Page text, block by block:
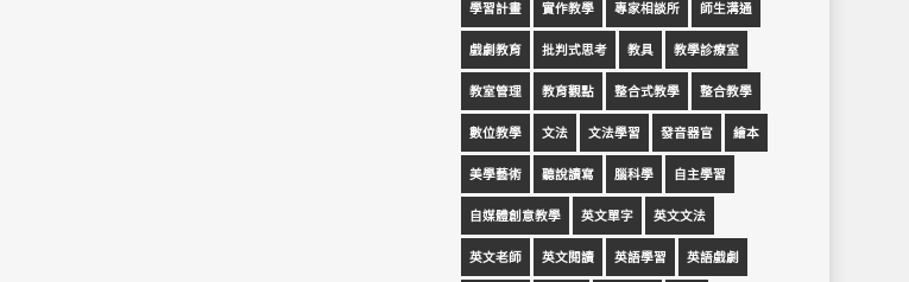
學習計畫 實作教學 專家相談所 師生溝通
戲劇教育 批判式思考 教具 教學診療室
教室管理 教育觀點 整合式教學 整合教學
數位教學 文法 文法學習 發音器官 繪本
美學藝術 聽說讀寫 腦科學 自主學習
自媒體創意教學 英文單字 英文文法
英文老師 英文閱讀 英語學習 英語戲劇